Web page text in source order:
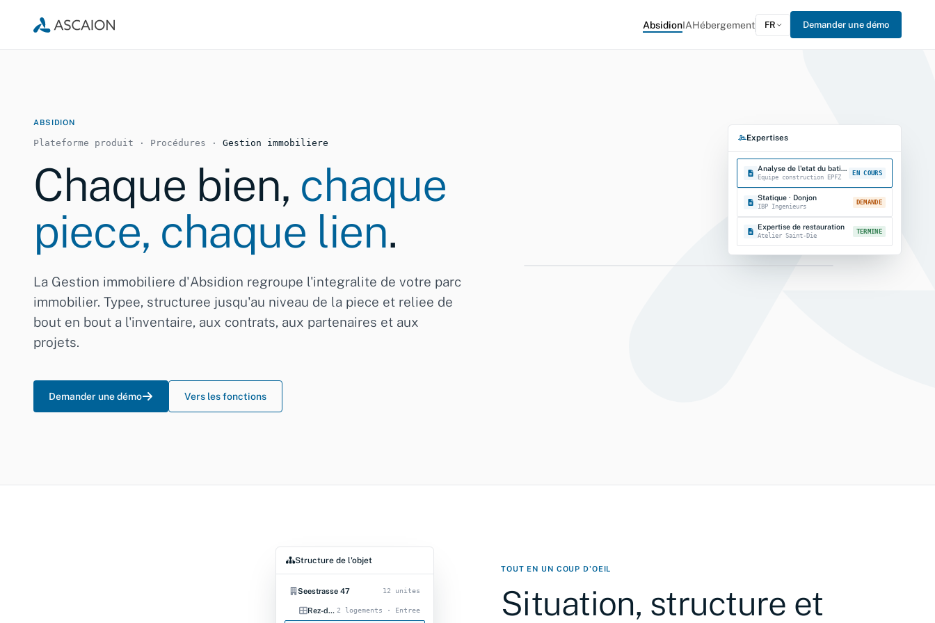
AbsidionIAHébergement FR Demander une démo
ABSIDION
Plateforme produit · Procédures · Gestion immobiliere
Chaque bien, chaque
piece, chaque lien.
La Gestion immobiliere d'Absidion regroupe l'integralite de votre parc
immobilier. Typee, structuree jusqu'au niveau de la piece et reliee de
bout en bout a l'inventaire, aux contrats, aux partenaires et aux
projets.
Demander une démo Vers les fonctions
Expertises
Analyse de l'etat du batiment
Equipe construction EPFZ
EN COURS
Statique · Donjon
IBP Ingenieurs
DEMANDE
Expertise de restauration
Atelier Saint-Die
TERMINE
Structure de l'objet
Seestrasse 47 12 unites
Rez-de-chaussee 2 logements · Entree
TOUT EN UN COUP D'OEIL
Situation, structure et